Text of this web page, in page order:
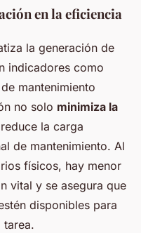
en la eficiencia
la generación de
indicadores como
mantenimiento
no solo minimiza la
la carga
de mantenimiento. Al
físicos, hay menor
vital y se asegura que
disponibles para
tarea.